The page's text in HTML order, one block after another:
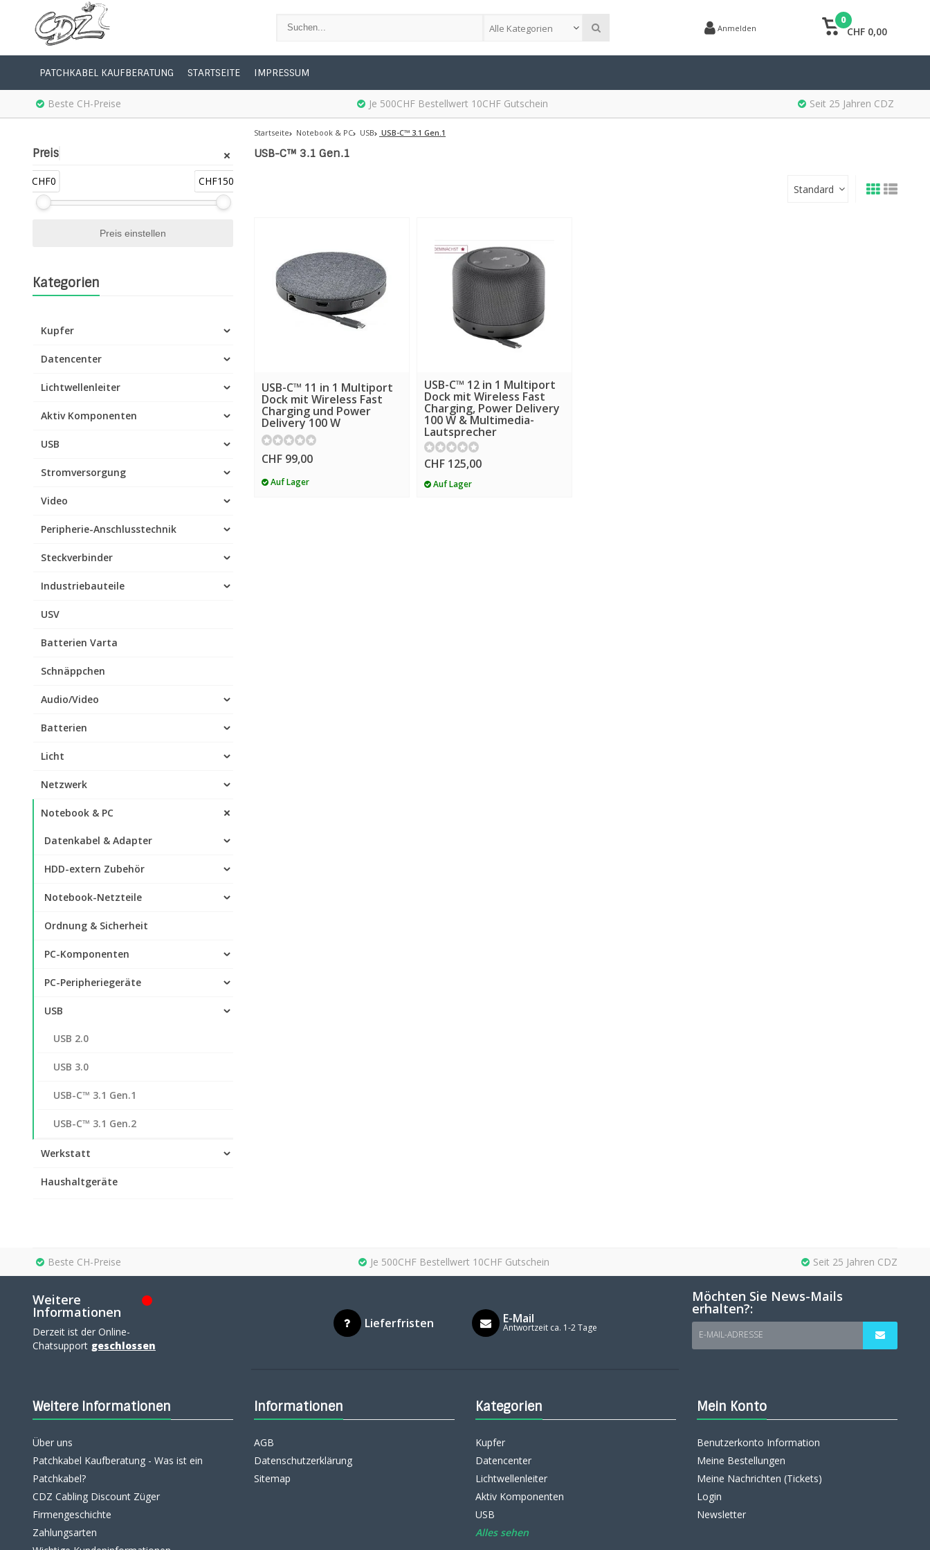
Alle Kategorien Anmelden
0
CHF 0,00
PATCHKABEL KAUFBERATUNG STARTSEITE IMPRESSUM
Beste CH-Preise Je 500CHF Bestellwert 10CHF Gutschein Seit 25 Jahren CDZ
Preis
CHF0 CHF150
Kategorien
Kupfer
Datencenter
Lichtwellenleiter
Aktiv Komponenten
USB
Stromversorgung
Video
Peripherie-Anschlusstechnik
Steckverbinder
Industriebauteile
USV
Batterien Varta
Schnäppchen
Audio/Video
Batterien
Licht
Netzwerk
Notebook & PC
Datenkabel & Adapter
HDD-extern Zubehör
Notebook-Netzteile
Ordnung & Sicherheit
PC-Komponenten
PC-Peripheriegeräte
USB
USB 2.0
USB 3.0
USB-C™ 3.1 Gen.1
USB-C™ 3.1 Gen.2
Werkstatt
Haushaltgeräte
Startseite Notebook & PC USB USB-C™ 3.1 Gen.1
USB-C™ 3.1 Gen.1
Standard
USB-C™ 11 in 1 Multiport
Dock mit Wireless Fast
Charging und Power
Delivery 100 W
CHF 99,00
Auf Lager
USB-C™ 12 in 1 Multiport
Dock mit Wireless Fast
Charging, Power Delivery
100 W & Multimedia-
Lautsprecher
CHF 125,00
Auf Lager
Beste CH-Preise Je 500CHF Bestellwert 10CHF Gutschein Seit 25 Jahren CDZ
Weitere
Informationen
Derzeit ist der Online-
Chatsupport geschlossen
Lieferfristen E-Mail
Antwortzeit ca. 1-2 Tage
Möchten Sie News-Mails
erhalten?:
E-MAIL-ADRESSE
Weitere Informationen
Über uns
Patchkabel Kaufberatung - Was ist ein
Patchkabel?
CDZ Cabling Discount Züger
Firmengeschichte
Zahlungsarten
Informationen
AGB
Datenschutzerklärung
Sitemap
Kategorien
Kupfer
Datencenter
Lichtwellenleiter
Aktiv Komponenten
USB
Alles sehen
Mein Konto
Benutzerkonto Information
Meine Bestellungen
Meine Nachrichten (Tickets)
Login
Newsletter